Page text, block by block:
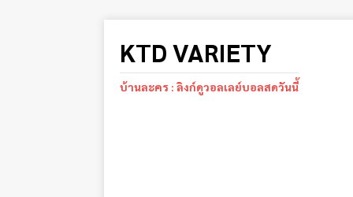
KTD VARIETY
บ้านละคร : ลิงก์ดูวอลเลย์บอลสดวันนี้